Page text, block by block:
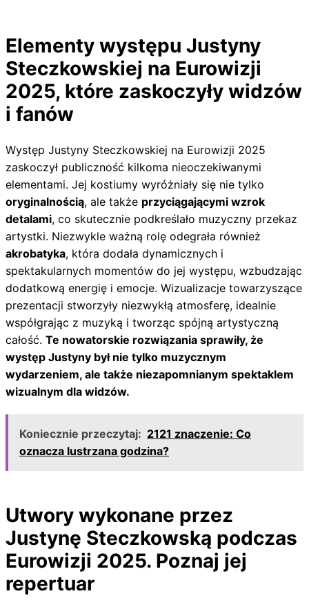
Elementy występu Justyny
Steczkowskiej na Eurowizji
2025, które zaskoczyły widzów
i fanów
Występ Justyny Steczkowskiej na Eurowizji 2025
zaskoczył publiczność kilkoma nieoczekiwanymi
elementami. Jej kostiumy wyróżniały się nie tylko
oryginalnością, ale także przyciągającymi wzrok
detalami, co skutecznie podkreślało muzyczny przekaz
artystki. Niezwykle ważną rolę odegrała również
akrobatyka, która dodała dynamicznych i
spektakularnych momentów do jej występu, wzbudzając
dodatkową energię i emocje. Wizualizacje towarzyszące
prezentacji stworzyły niezwykłą atmosferę, idealnie
współgrając z muzyką i tworząc spójną artystyczną
całość. Te nowatorskie rozwiązania sprawiły, że
występ Justyny był nie tylko muzycznym
wydarzeniem, ale także niezapomnianym spektaklem
wizualnym dla widzów.
Koniecznie przeczytaj: 2121 znaczenie: Co
oznacza lustrzana godzina?
Utwory wykonane przez
Justynę Steczkowską podczas
Eurowizji 2025. Poznaj jej
repertuar